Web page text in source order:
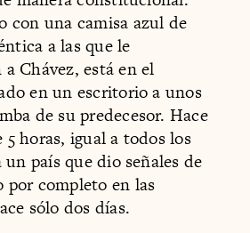
con una camisa azul de
a las que le
Chávez, está en el
en un escritorio a unos
de su predecesor. Hace
horas, igual a todos los
país que dio señales de
por completo en las
sólo dos días.